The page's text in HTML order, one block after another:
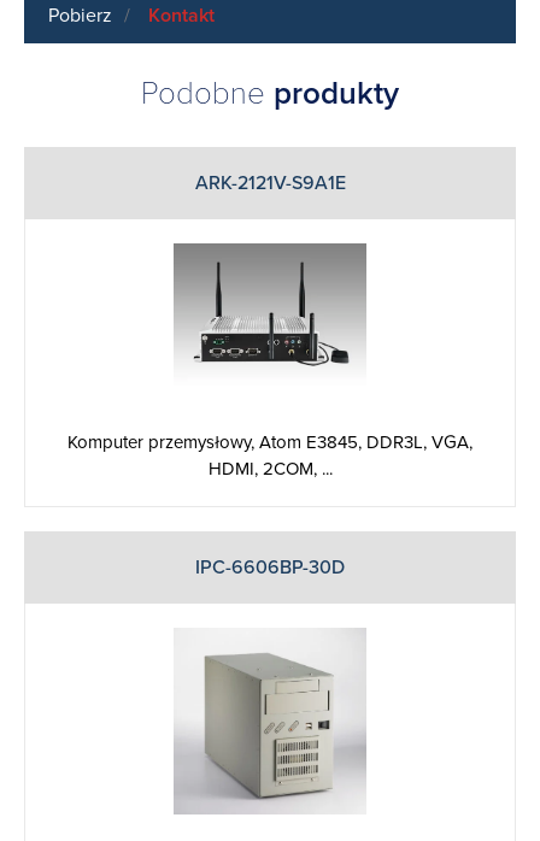
Pobierz Kontakt
Podobne produkty
ARK-2121V-S9A1E
Komputer przemysłowy, Atom E3845, DDR3L, VGA,
HDMI, 2COM, ...
IPC-6606BP-30D